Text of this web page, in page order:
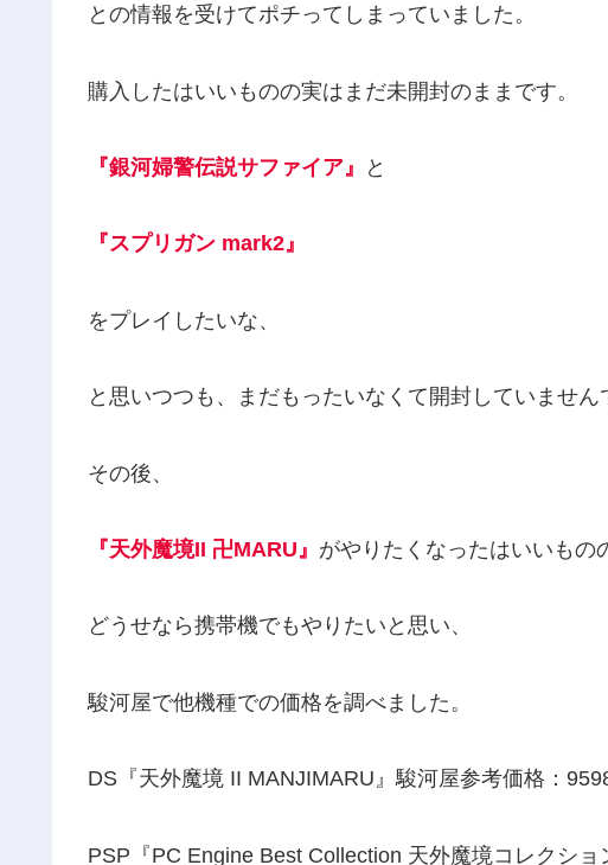
との情報を受けてポチってしまっていました。
購入したはいいものの実はまだ未開封のままです。
『銀河婦警伝説サファイア』 と
『スプリガン mark2』
をプレイしたいな、
と思いつつも、まだもったいなくて開封していません
その後、
『天外魔境II 卍MARU』 がやりたくなったはいいもの
どうせなら携帯機でもやりたいと思い、
駿河屋で他機種での価格を調べました。
DS『天外魔境 II MANJIMARU』駿河屋参考価格：
PSP『PC Engine Best Collection 天外魔境コレクシ